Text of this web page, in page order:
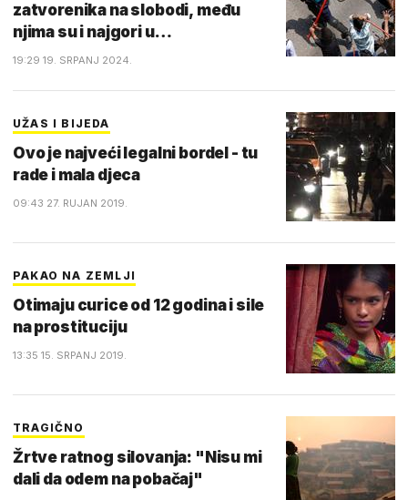
zatvorenika na slobodi, među
njima su i najgori u…
19:29 19. SRPANJ 2024.
UŽAS I BIJEDA
Ovo je najveći legalni bordel - tu
rade i mala djeca
09:43 27. RUJAN 2019.
PAKAO NA ZEMLJI
Otimaju curice od 12 godina i sile
na prostituciju
13:35 15. SRPANJ 2019.
TRAGIČNO
Žrtve ratnog silovanja: "Nisu mi
dali da odem na pobačaj"